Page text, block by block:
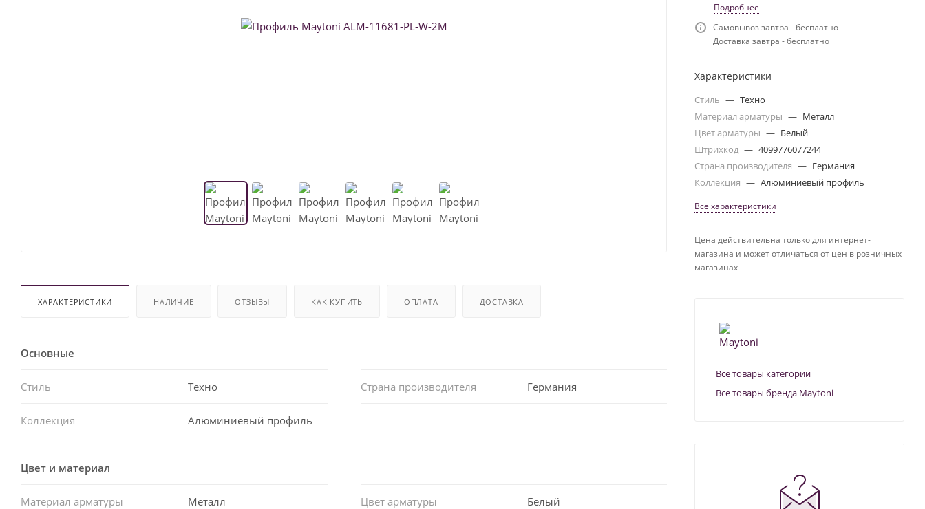
ХАРАКТЕРИСТИКИ НАЛИЧИЕ ОТЗЫВЫ КАК КУПИТЬ ОПЛАТА ДОСТАВКА
Основные
Стиль Техно Страна производителя Германия
Коллекция Алюминиевый профиль
Цвет и материал
Материал арматуры Металл Цвет арматуры Белый
Подробнее
Самовывоз завтра - бесплатно
Доставка завтра - бесплатно
Характеристики
Стиль — Техно
Материал арматуры — Металл
Цвет арматуры — Белый
Штрихкод — 4099776077244
Страна производителя — Германия
Коллекция — Алюминиевый профиль
Все характеристики
Цена действительна только для интернет-
магазина и может отличаться от цен в розничных
магазинах
Все товары категории
Все товары бренда Maytoni